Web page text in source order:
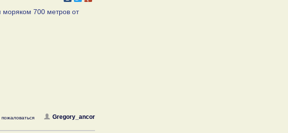
моряком 700 метров от
Gregory_ancor
пожаловаться